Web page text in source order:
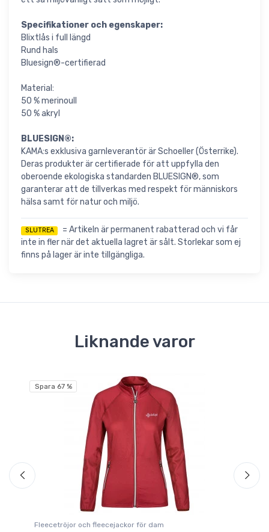
Specifikationer och egenskaper:
Blixtlås i full längd
Rund hals
Bluesign®-certifierad
Material:
50 % merinoull
50 % akryl
BLUESIGN®:
KAMA:s exklusiva garnleverantör är Schoeller (Österrike).
Deras produkter är certifierade för att uppfylla den
oberoende ekologiska standarden BLUESIGN®, som
garanterar att de tillverkas med respekt för människors
hälsa samt för natur och miljö.
SLUTREA
= Artikeln är permanent rabatterad och vi får
inte in fler när det aktuella lagret är sålt. Storlekar som ej
finns på lager är inte tillgängliga.
Liknande varor
Spara 67 %
Fleecetröjor och fleecejackor för dam